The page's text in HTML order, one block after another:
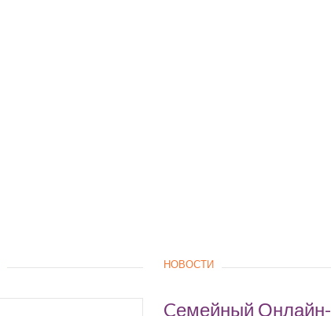
НОВОСТИ
Cемейный Онлайн-